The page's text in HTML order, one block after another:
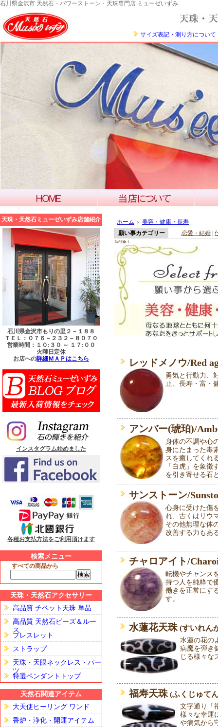
石川県金沢市 天然石・パワーストーン・天珠専門店 ミューゼいずみ
サイズ表記・測り方について
天珠・天然石ミューゼいずみ店舗紹介
石川県金沢市もりの里２－１８８
ＴＥＬ：０７６－２３２－８０７０
営業時間：１０:３０ ～ １７:００
火曜日定休
お店への詳細ＭＡＰはこちら
インスタグラム始めました
各種お支払方法をご利用頂けます
検索メニュー
すべての商品から
天珠・天然石アクセサリー
高品質 チベット天珠 単品
高品質 天然石ビーズ＆ルー
ス
ブレスレット
ストラップ
天珠・天眼ネックレス・パー
ツ
特選ペンダントトップ
天然石関連アイテム
大天使ヒーリング ワンド
香炉・浄化・開運アイテム
ホーム ＞ 美容・健康・長寿
願い事カテゴリー
恋愛・結婚
試験 |
レッドメノウ/Red
勇気と行動力、
止、長寿・富・
アンバー(琥珀)/
身体の不調や心
身にたまった毒
スを癒してくれ
「白虎」を象徴
を引き寄せる石
サンストーン/
心身に受けた傷
れ、古くはリウ
その他無理な体
改善する力もあ
チャロアイト/
転機やチャンス
持つ人を純粋で
働きを正常にす
す。
水蓮花天珠(すいれん
水蓮の花の
病魔を弾き
じる様々な
福寿天珠(ふくじゅて
文字通り「
様々な幸運
や病気から